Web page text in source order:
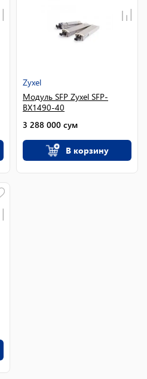
Zyxel
Модуль SFP Zyxel SFP-
BX1490-40
3 288 000 сум
В корзину